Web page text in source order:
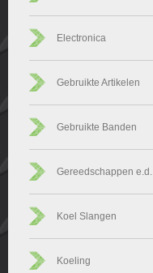
Electronica
Gebruikte Artikelen
Gebruikte Banden
Gereedschappen e.d.
Koel Slangen
Koeling